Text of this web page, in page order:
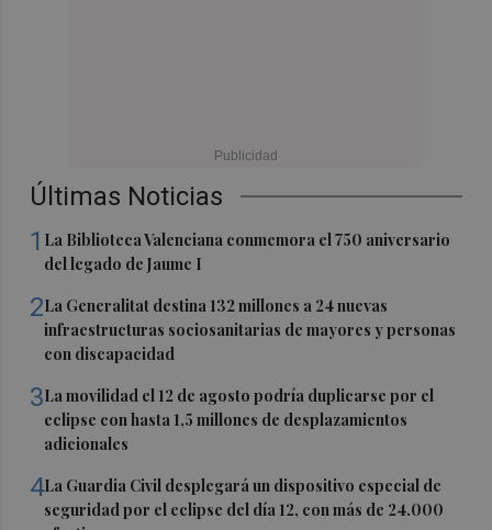
Últimas Noticias
1 La Biblioteca Valenciana conmemora el 750 aniversario
del legado de Jaume I
2La Generalitat destina 132 millones a 24 nuevas
infraestructuras sociosanitarias de mayores y personas
con discapacidad
3La movilidad el 12 de agosto podría duplicarse por el
eclipse con hasta 1,5 millones de desplazamientos
adicionales
4La Guardia Civil desplegará un dispositivo especial de
seguridad por el eclipse del día 12, con más de 24.000